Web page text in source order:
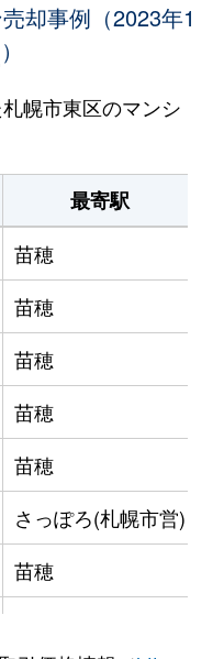
却事例（2023年1
幌市東区のマンシ
最寄駅
苗穂
苗穂
苗穂
苗穂
苗穂
さっぽろ(札幌市営)
苗穂